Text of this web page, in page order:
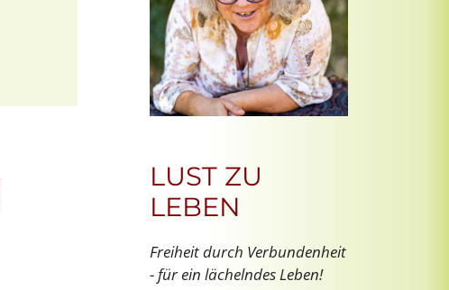
LUST ZU
LEBEN
Freiheit durch Verbundenheit
- für ein lächelndes Leben!